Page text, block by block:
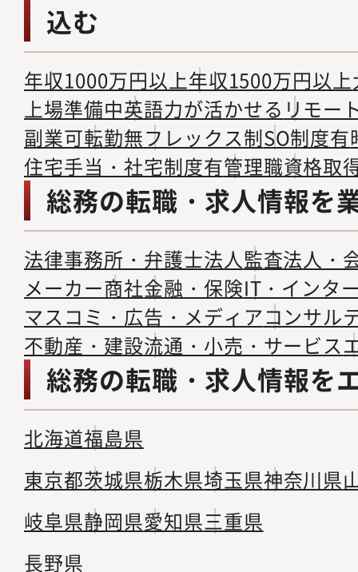
込む
年収1000万円以上年収1500万円以上
上場準備中英語力が活かせる リモー
副業可転勤無フレックス制SO制度有
住宅手当・社宅制度有管理職資格取
総務の転職・求人情報を
法律事務所・弁護士法人監査法人・
メーカー商社金融・保険IT・インタ
マスコミ・広告・メディアコンサル
不動産・建設流通・小売・サービス
総務の転職・求人情報を
北海道福島県
東京都茨城県栃木県埼玉県神奈川県
岐阜県静岡県愛知県三重県
長野県